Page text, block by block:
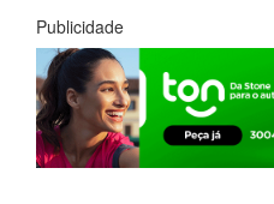
Publicidade